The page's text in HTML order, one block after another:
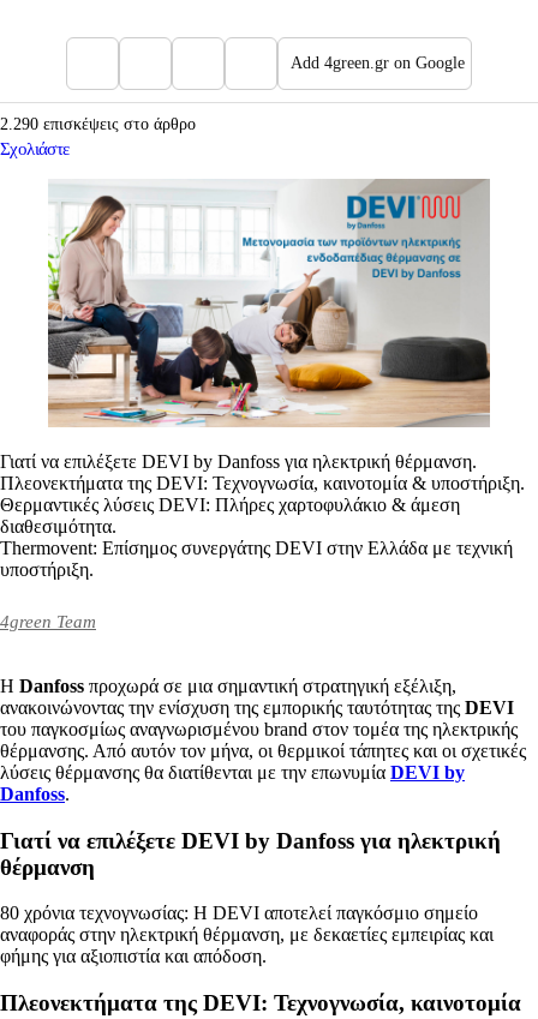
Add 4green.gr on Google
2.290 επισκέψεις στο άρθρο
Σχολιάστε
Γιατί να επιλέξετε DEVI by Danfoss για ηλεκτρική θέρμανση.
Πλεονεκτήματα της DEVI: Τεχνογνωσία, καινοτομία & υποστήριξη.
Θερμαντικές λύσεις DEVI: Πλήρες χαρτοφυλάκιο & άμεση
διαθεσιμότητα.
Thermovent: Επίσημος συνεργάτης DEVI στην Ελλάδα με τεχνική
υποστήριξη.
4green Team
Η Danfoss προχωρά σε μια σημαντική στρατηγική εξέλιξη,
ανακοινώνοντας την ενίσχυση της εμπορικής ταυτότητας της DEVI
του παγκοσμίως αναγνωρισμένου brand στον τομέα της ηλεκτρικής
θέρμανσης. Από αυτόν τον μήνα, οι θερμικοί τάπητες και οι σχετικές
λύσεις θέρμανσης θα διατίθενται με την επωνυμία DEVI by
Danfoss.
Γιατί να επιλέξετε DEVI by Danfoss για ηλεκτρική
θέρμανση
80 χρόνια τεχνογνωσίας: Η DEVI αποτελεί παγκόσμιο σημείο
αναφοράς στην ηλεκτρική θέρμανση, με δεκαετίες εμπειρίας και
φήμης για αξιοπιστία και απόδοση.
Πλεονεκτήματα της DEVI: Τεχνογνωσία, καινοτομία